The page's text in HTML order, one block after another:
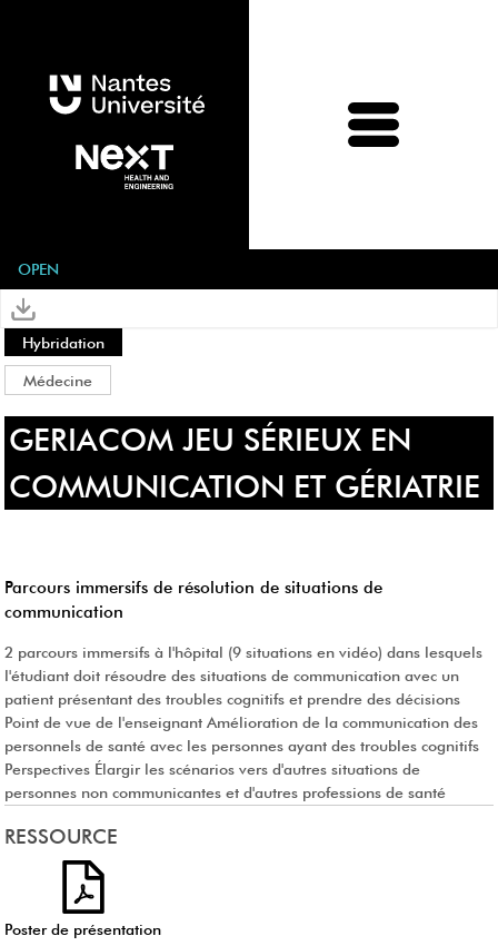
ACCUEIL INITIATIVES
INITIATIVES par carte CREER votre initiative
COLLECTIFS d'Initiatives
OPEN
Hybridation
Médecine
GERIACOM JEU SÉRIEUX EN
COMMUNICATION ET GÉRIATRIE
Parcours immersifs de résolution de situations de
communication
2 parcours immersifs à l'hôpital (9 situations en vidéo) dans lesquels
l'étudiant doit résoudre des situations de communication avec un
patient présentant des troubles cognitifs et prendre des décisions
Point de vue de l'enseignant Amélioration de la communication des
personnels de santé avec les personnes ayant des troubles cognitifs
Perspectives Élargir les scénarios vers d'autres situations de
personnes non communicantes et d'autres professions de santé
RESSOURCE
Poster de présentation